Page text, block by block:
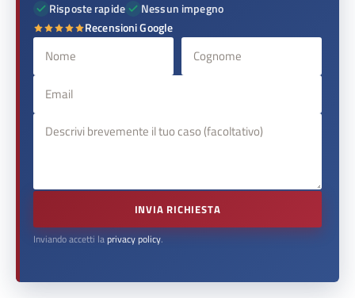
Risposte rapide
Nessun impegno
Recensioni Google
INVIA RICHIESTA
Inviando accetti laprivacy policy.